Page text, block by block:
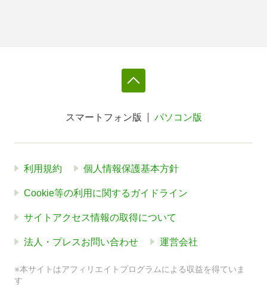
スマートフォン版 パソコン版
利用規約 個人情報保護基本方針
Cookie等の利用に関するガイドライン
サイトアクセス情報の取得について
法人・プレスお問い合わせ 運営会社
※本サイトはアフィリエイトプログラムによる収益を得ていま
す